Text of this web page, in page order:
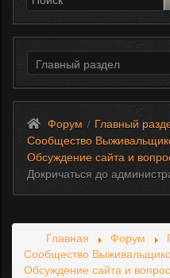
Форум / Главный
Сообщество
Обсуждение сайта и
Докричаться до
Главная Форум
Сообщество
Обсуждение сайта и